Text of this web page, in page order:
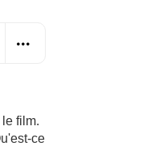
film.
ce